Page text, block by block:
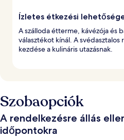
Ízletes étkezési
A szálloda étterme, kávézója és
választékot kínál. A
kezdése a kulináris utazásnak.
Szobaopciók
A rendelkezésre állás
időpontokra